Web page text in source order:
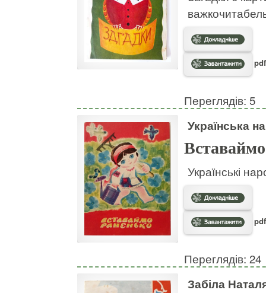
Переглядів: 5
Українська
Українські
Переглядів: 24
Забіла